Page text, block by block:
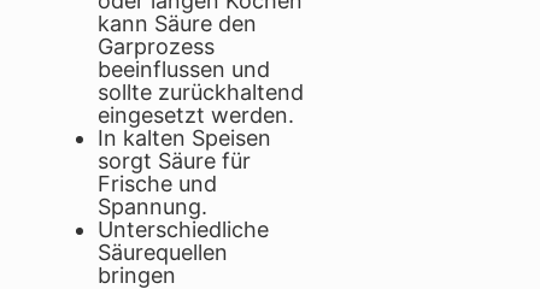
kann Säure den
Garprozess
beeinflussen und
sollte zurückhaltend
eingesetzt werden.
In kalten Speisen
sorgt Säure für
Frische und
Spannung.
Unterschiedliche
Säurequellen
bringen